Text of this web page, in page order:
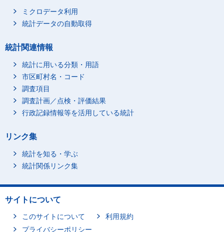
ミクロデータ利用
統計データの自動取得
統計関連情報
統計に用いる分類・用語
市区町村名・コード
調査項目
調査計画／点検・評価結果
行政記録情報等を活用している統計
リンク集
統計を知る・学ぶ
統計関係リンク集
サイトについて
このサイトについて
利用規約
プライバシーポリシー